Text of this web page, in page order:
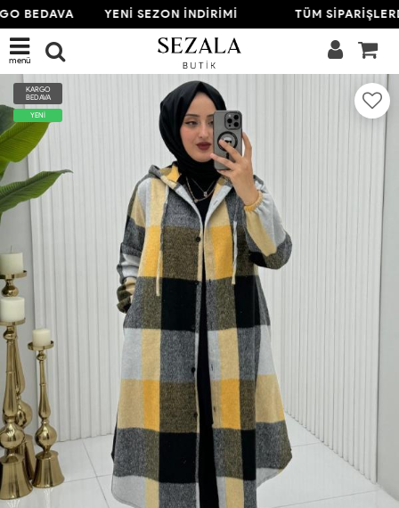
BEDAVA YENİ SEZON İNDİRİMİ TÜM
menü
KARGO
BEDAVA
YENİ